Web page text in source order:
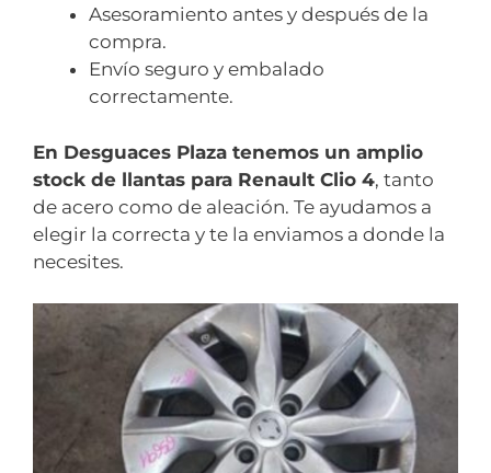
Asesoramiento antes y después de la
compra.
Envío seguro y embalado
correctamente.
En Desguaces Plaza tenemos un amplio
stock de llantas para Renault Clio 4, tanto
de acero como de aleación. Te ayudamos a
elegir la correcta y te la enviamos a donde la
necesites.